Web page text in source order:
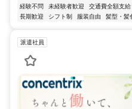
経験不問
未経験者歓迎 交通費全額支給
長期歓迎
シフト制 服装自由 髪型・髪
派遣社員